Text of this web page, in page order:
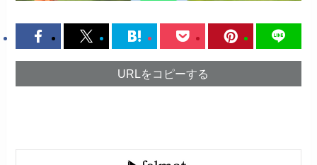
URLをコピーする